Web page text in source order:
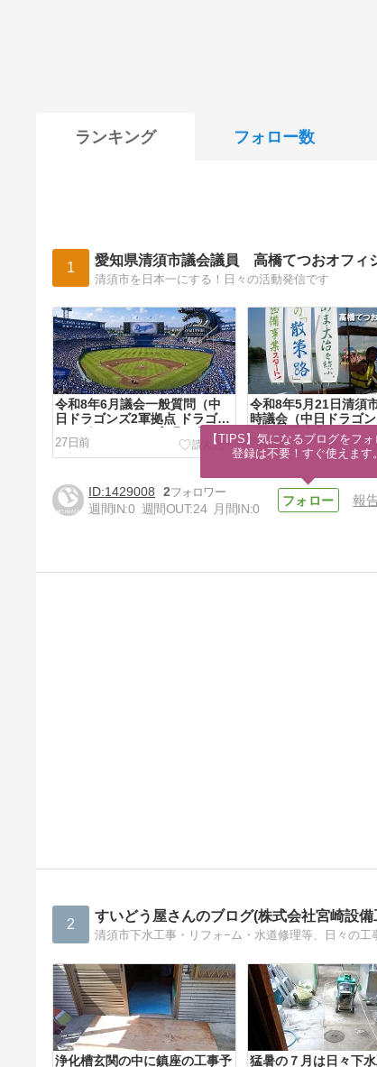
ランキング フォロー数
1 愛知県清須市議会議員 高橋てつおオフィ
清須市を日本一にする！日々の活動発信です
令和8年6月議会一般質問（中
日ドラゴンズ2軍拠点 ドラゴ
ン・ボールパーク実現に向けた
アクション）
27日前
令和8年5月21日清須
時議会（中日ドラゴ
場招致関連費について
70日前
1429008
2
週間IN:0 週間OUT:24 月間IN:0
報
2 すいどう屋さんのブログ(株式会社宮崎設備
清須市下水工事・リフォ−ム・水道修理等、日々の工
浄化槽玄関の中に鎮座の工事予
猛暑の７月は日々下
【TIPS】気になるブログをフォ
登録は不要！すぐ使えます。